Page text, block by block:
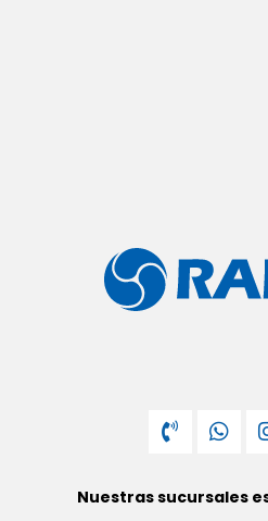
Nuestras sucursales